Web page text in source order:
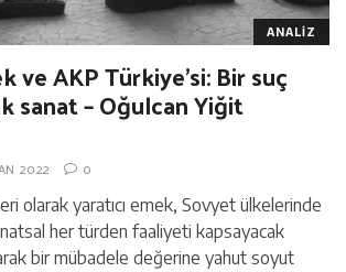
ANALIZ
ve AKP Türkiye’si: Bir suç
sanat – Oğulcan Yiğit
2022 0
olarak yaratıcı emek, Sovyet ülkelerinde
her türden faaliyeti kapsayacak
bir mübadele değerine yahut soyut